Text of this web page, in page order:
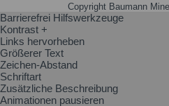
Copyright Baumann
Barrierefrei Hilfswerkzeuge
Kontrast +
Links hervorheben
Größerer Text
Zeichen-Abstand
Schriftart
Zusätzliche Beschreibung
Animationen pausieren